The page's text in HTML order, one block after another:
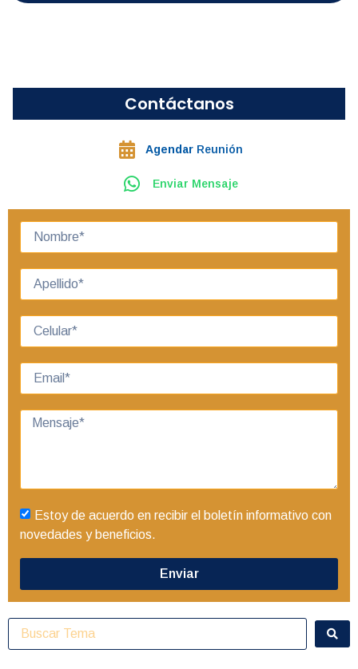
Contáctanos
Agendar Reunión
Enviar Mensaje
Estoy de acuerdo en recibir el boletín informativo con
novedades y beneficios.
Enviar